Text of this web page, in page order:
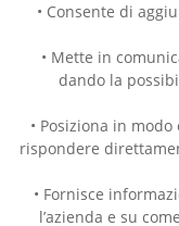
• Consente di
• Mette in
dando la
• Posiziona in
rispondere
• Fornisce
l’azienda e su